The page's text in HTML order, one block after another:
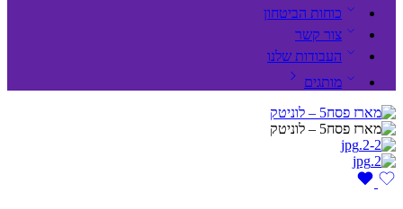
כוחות הביטחון
צור קשר
העבודות שלנו
מותגים